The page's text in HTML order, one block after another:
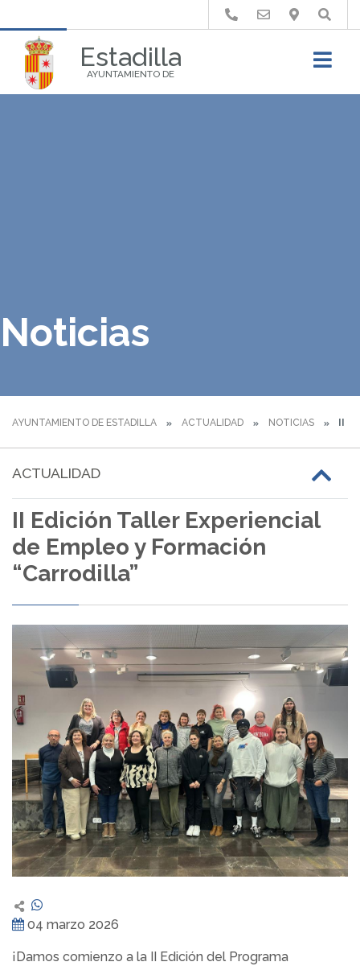
Estadilla
AYUNTAMIENTO DE
Buscar
Noticias
AYUNTAMIENTO DE ESTADILLA ACTUALIDAD NOTICIAS
ACTUALIDAD
II Edición Taller Experiencial
de Empleo y Formación
“Carrodilla”
04 marzo 2026
¡Damos comienzo a la II Edición del Programa